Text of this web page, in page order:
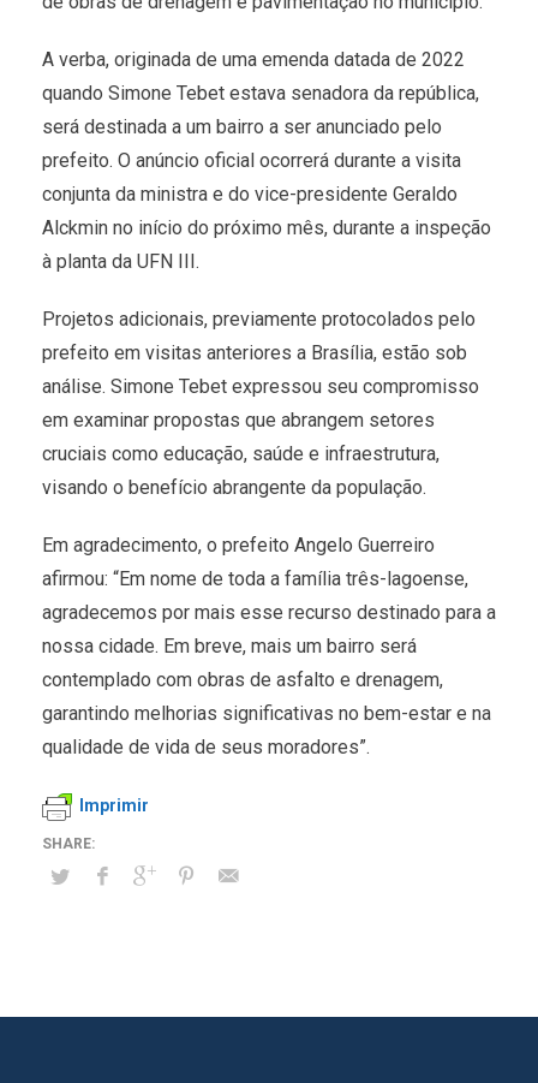
A verba, originada de uma emenda datada de 2022
quando Simone Tebet estava senadora da república,
será destinada a um bairro a ser anunciado pelo
prefeito. O anúncio oficial ocorrerá durante a visita
conjunta da ministra e do vice-presidente Geraldo
Alckmin no início do próximo mês, durante a inspeção
à planta da UFN III.
Projetos adicionais, previamente protocolados pelo
prefeito em visitas anteriores a Brasília, estão sob
análise. Simone Tebet expressou seu compromisso
em examinar propostas que abrangem setores
cruciais como educação, saúde e infraestrutura,
visando o benefício abrangente da população.
Em agradecimento, o prefeito Angelo Guerreiro
afirmou: “Em nome de toda a família três-lagoense,
agradecemos por mais esse recurso destinado para a
nossa cidade. Em breve, mais um bairro será
contemplado com obras de asfalto e drenagem,
garantindo melhorias significativas no bem-estar e na
qualidade de vida de seus moradores”.
Imprimir